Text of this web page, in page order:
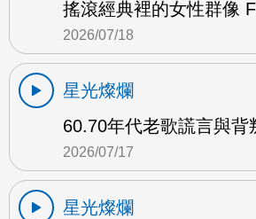
搖滾經典裡的女性群像
2026/07/18
星光燦爛
60.70年代老歌謊言與背
2026/07/17
星光燦爛